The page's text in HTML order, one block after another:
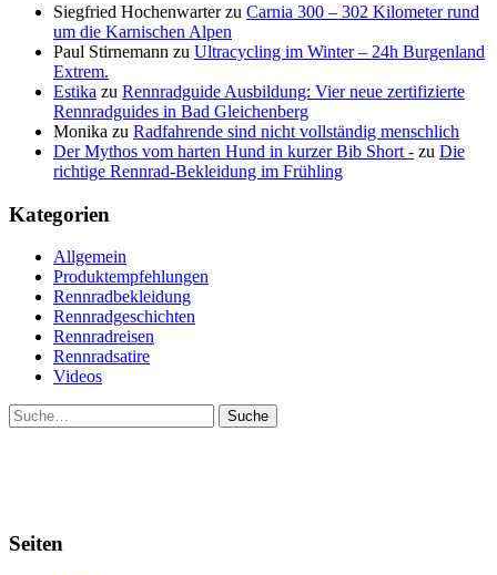
Siegfried Hochenwarterzu Carnia 300 – 302 Kilometer rund
um die Karnischen Alpen
Paul Stirnemann zu Ultracycling im Winter – 24h Burgenland
Extrem.
Estika zu Rennradguide Ausbildung: Vier neue zertifizierte
Rennradguides in Bad Gleichenberg
Monika zu Radfahrende sind nicht vollständig menschlich
Der Mythos vom harten Hund in kurzer Bib Short - zu Die
richtige Rennrad-Bekleidung im Frühling
Kategorien
Allgemein
Produktempfehlungen
Rennradbekleidung
Rennradgeschichten
Rennradreisen
Rennradsatire
Videos
Suche
Seiten